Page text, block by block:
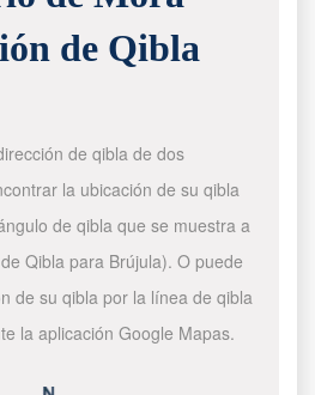
de Qibla
de qibla de dos
la ubicación de su qibla
de qibla que se muestra a
Qibla para Brújula). O puede
de su qibla por la línea de qibla
la aplicación Google Mapas.